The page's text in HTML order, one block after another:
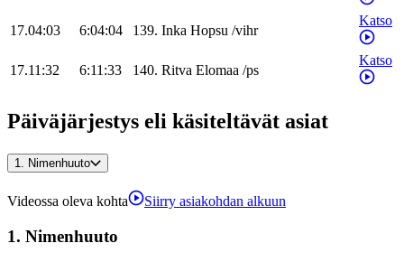
17.04:03 6:04:04 139. Inka Hopsu /vihr
Katso
17.11:32 6:11:33 140. Ritva Elomaa /ps
Katso
Päiväjärjestys eli käsiteltävät asiat
1. Nimenhuuto
Videossa oleva kohta Siirry asiakohdan alkuun
1. Nimenhuuto